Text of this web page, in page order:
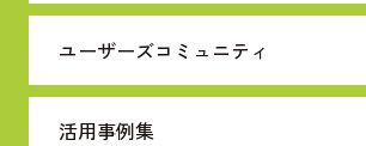
ユーザーズコミュニティ
活用事例集